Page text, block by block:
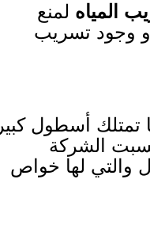
المياه لمنع
وجود تسريب
أسطول كبير
الشركة
والتي لها خواص